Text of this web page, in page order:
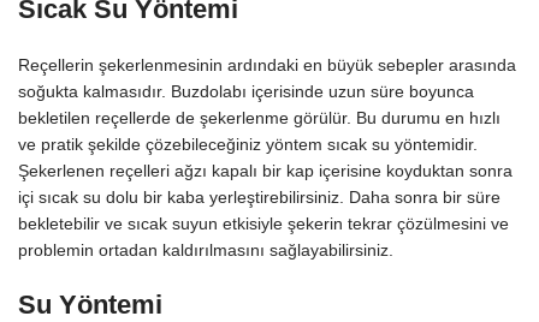
Sıcak Su Yöntemi
Reçellerin şekerlenmesinin ardındaki en büyük sebepler arasında
soğukta kalmasıdır. Buzdolabı içerisinde uzun süre boyunca
bekletilen reçellerde de şekerlenme görülür. Bu durumu en hızlı
ve pratik şekilde çözebileceğiniz yöntem sıcak su yöntemidir.
Şekerlenen reçelleri ağzı kapalı bir kap içerisine koyduktan sonra
içi sıcak su dolu bir kaba yerleştirebilirsiniz. Daha sonra bir süre
bekletebilir ve sıcak suyun etkisiyle şekerin tekrar çözülmesini ve
problemin ortadan kaldırılmasını sağlayabilirsiniz.
Su Yöntemi